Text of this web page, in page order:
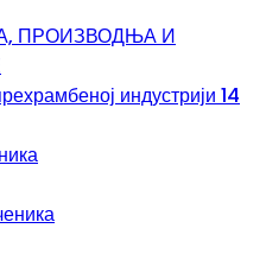
ПРОИЗВОДЊА И
индустрији 14